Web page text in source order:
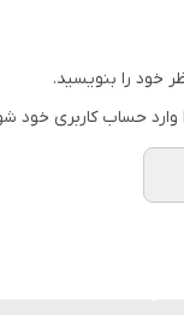
خود را بنویسید.
وارد حساب کاربری خود